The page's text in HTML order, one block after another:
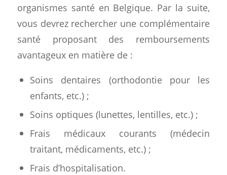
organismes santé en Belgique. Par la suite,
vous devrez rechercher une complémentaire
santé proposant des remboursements
avantageux en matière de :
Soins dentaires (orthodontie pour les
enfants, etc.) ;
Soins optiques (lunettes, lentilles, etc.) ;
Frais médicaux courants (médecin
traitant, médicaments, etc.) ;
Frais d’hospitalisation.